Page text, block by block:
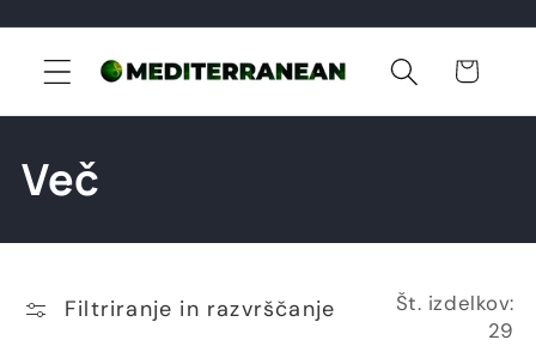
Košarica
Z
b
i
Več
Filtriranje in razvrščanje
Št. izdelkov:
29